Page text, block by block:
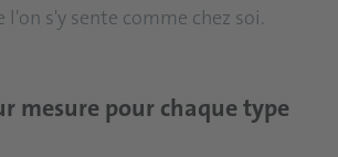
l'on s'y sente comme chez soi.
mesure pour chaque type